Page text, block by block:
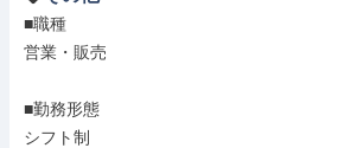
■職種
営業・販売
■勤務形態
シフト制